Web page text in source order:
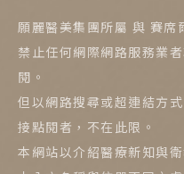
願麗醫美集團所屬 與 賽席
禁止任何網際網路服務業
閱。
但以網路搜尋或超連結方
接點閱者，不在此限。
本網站以介紹醫療新知與